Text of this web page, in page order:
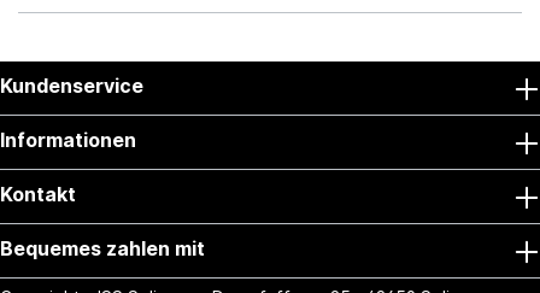
Kundenservice
Informationen
Kontakt
Bequemes zahlen mit